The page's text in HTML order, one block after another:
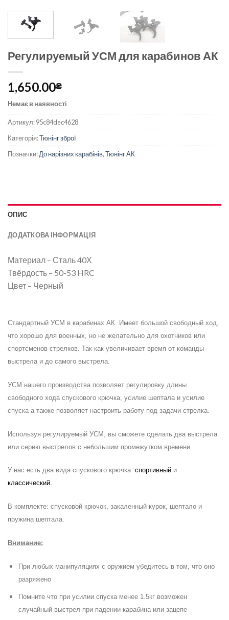
Регулируемый УСМ для карабинов АК
1,650.00₴
Немає в наявності
Артикул:95c84dec4628
Категорія:Тюнінг зброї
Позначки:До нарізних карабінів,Тюнінг АК
ОПИС
ДОДАТКОВА ІНФОРМАЦІЯ
Материал – Сталь 40Х
Твёрдость – 50-53 HRC
Цвет – Черный
Стандартный УСМ в карабинах АК. Имеет большой свободный ход,
что хорошо для военных, но не желательно для охотников или
спортсменов-стрелков. Так как увеличивает время от команды
выстрела и до самого выстрела.
УСМ нашего производства позволяет регулировку длины
свободного хода спускового крючка, усилие шептала и усилие
спуска а также позволяет настроить работу под задачи стрелка.
Используя регулируемый УСМ, вы сможете сделать два выстрела
или серию выстрелов с небольшим промежутком времени.
У нас есть два вида спускового крючка спортивный и
классический.
В комплекте: спусковой крючок, закаленный курок, шептало и
пружина шептала.
Внимание:
При любых манипуляциях с оружием убедитесь в том, что оно
разряжено
Помните что при усилии спуска менее 1.5кг возможен
случайный выстрел при падении карабина или зацепе